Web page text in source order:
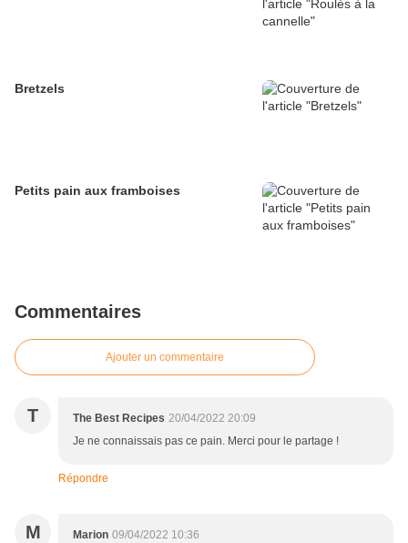
Bretzels
Petits pain aux framboises
Commentaires
Ajouter un commentaire
T The Best Recipes 20/04/2022 20:09
Je ne connaissais pas ce pain. Merci pour le partage !
Répondre
M Marion 09/04/2022 10:36